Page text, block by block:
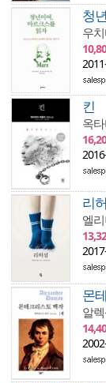
청
우
킨
옥
리
엘
몬
알